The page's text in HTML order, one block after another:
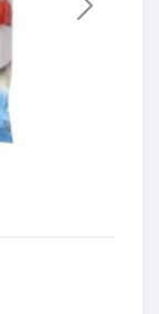
Next